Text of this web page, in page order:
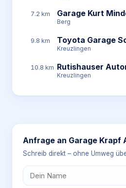
7.2 km Garage Kurt
Berg
9.8 km Toyota Garage
Kreuzlingen
10.8 km Rutishauser
Kreuzlingen
Anfrage an Garage Krapf
Schreib direkt – ohne Umweg